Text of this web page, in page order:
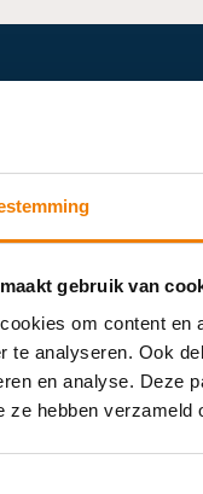
gebruik van
om content en
te analyseren. Ook
en analyse. Deze
ze hebben
beschikbaar.